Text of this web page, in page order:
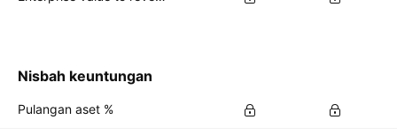
Nisbah keuntungan
Pulangan aset %